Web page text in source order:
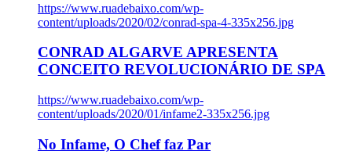
https://www.ruadebaixo.com/wp-
content/uploads/2020/02/conrad-spa-4-335x256.jpg
CONRAD ALGARVE APRESENTA
CONCEITO REVOLUCIONÁRIO DE SPA
https://www.ruadebaixo.com/wp-
content/uploads/2020/01/infame2-335x256.jpg
No Infame, O Chef faz Par